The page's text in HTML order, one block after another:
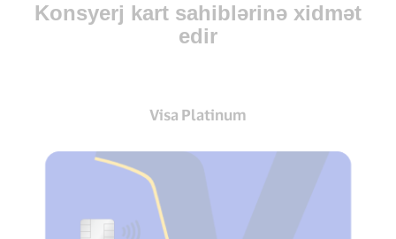
Konsyerj kart sahiblərinə xidmət
edir
Visa Platinum